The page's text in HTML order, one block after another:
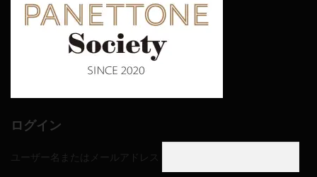
ログイン
ユーザー名またはメールアドレス